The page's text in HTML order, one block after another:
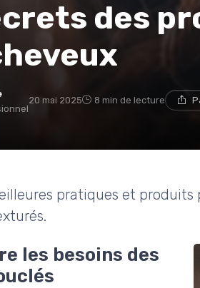
des
20 mai 2025 8 min de lecture
pratiques et
les besoins des